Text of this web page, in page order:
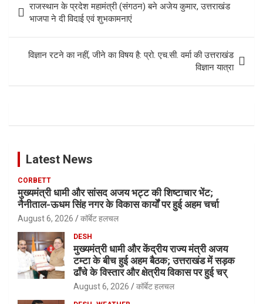
navigation
राजस्थान के प्रदेश महामंत्री (संगठन) बने अजेय कुमार, उत्तराखंड
भाजपा ने दी विदाई एवं शुभकामनाएं
विज्ञान रटने का नहीं, जीने का विषय है: प्रो. एच.सी. वर्मा की उत्तराखंड
विज्ञान यात्रा
Latest News
CORBETT
मुख्यमंत्री धामी और सांसद अजय भट्ट की शिष्टाचार भेंट;
नैनीताल-ऊधम सिंह नगर के विकास कार्यों पर हुई अहम चर्चा
August 6, 2026 कॉर्बेट हलचल
DESH
मुख्यमंत्री धामी और केंद्रीय राज्य मंत्री अजय
टम्टा के बीच हुई अहम बैठक; उत्तराखंड में सड़क
ढाँचे के विस्तार और क्षेत्रीय विकास पर हुई चर्
August 6, 2026 कॉर्बेट हलचल